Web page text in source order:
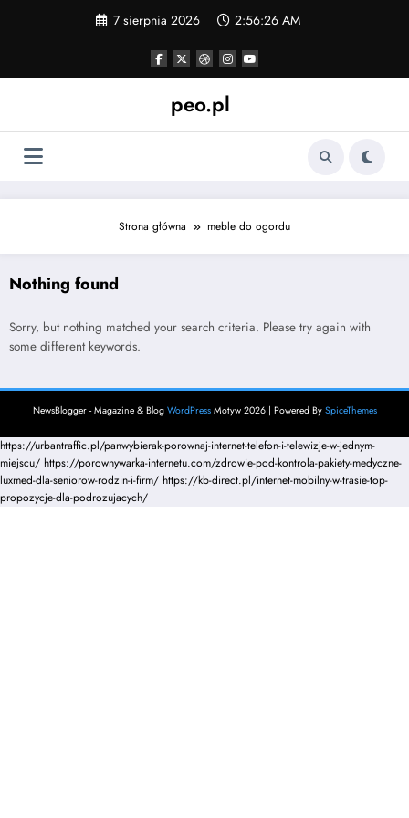
7 sierpnia 2026 2:56:26 AM
peo.pl
Strona główna meble do ogordu
Nothing found
Sorry, but nothing matched your search criteria. Please try again with
some different keywords.
NewsBlogger - Magazine & Blog WordPressMotyw 2026 | Powered By SpiceThemes
https://urbantraffic.pl/panwybierak-porownaj-internet-telefon-i-telewizje-w-jednym-
miejscu/ https://porownywarka-internetu.com/zdrowie-pod-kontrola-pakiety-medyczne-
luxmed-dla-seniorow-rodzin-i-firm/ https://kb-direct.pl/internet-mobilny-w-trasie-top-
propozycje-dla-podrozujacych/